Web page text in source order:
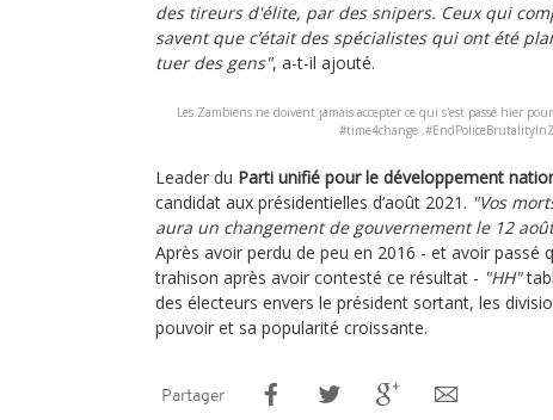
des tireurs d'élite, par des snipers. Ceux qui
savent que c’était des spécialistes qui ont été
tuer des gens", a-t-il ajouté.
Les Zambiens ne doivent jamais accepter ce qui s'est passé hier
#time4change
Leader du Parti unifié pour le développement
candidat aux présidentielles d’août 2021. "Vos
aura un changement de gouvernement le 12
Après avoir perdu de peu en 2016 - et avoir passé
trahison après avoir contesté ce résultat - "HH"
des électeurs envers le président sortant, les
pouvoir et sa popularité croissante.
Partager